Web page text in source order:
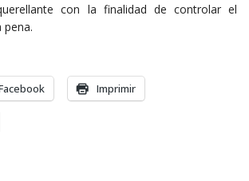
con la finalidad de controlar el
pena.
Imprimir